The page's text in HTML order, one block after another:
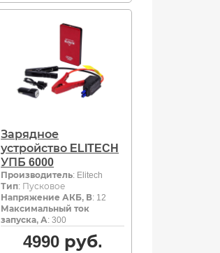
Зарядное
устройство ELITECH
УПБ 6000
Производитель: Elitech
Тип: Пусковое
Напряжение АКБ, В: 12
Максимальный ток
запуска, А: 300
4990руб.